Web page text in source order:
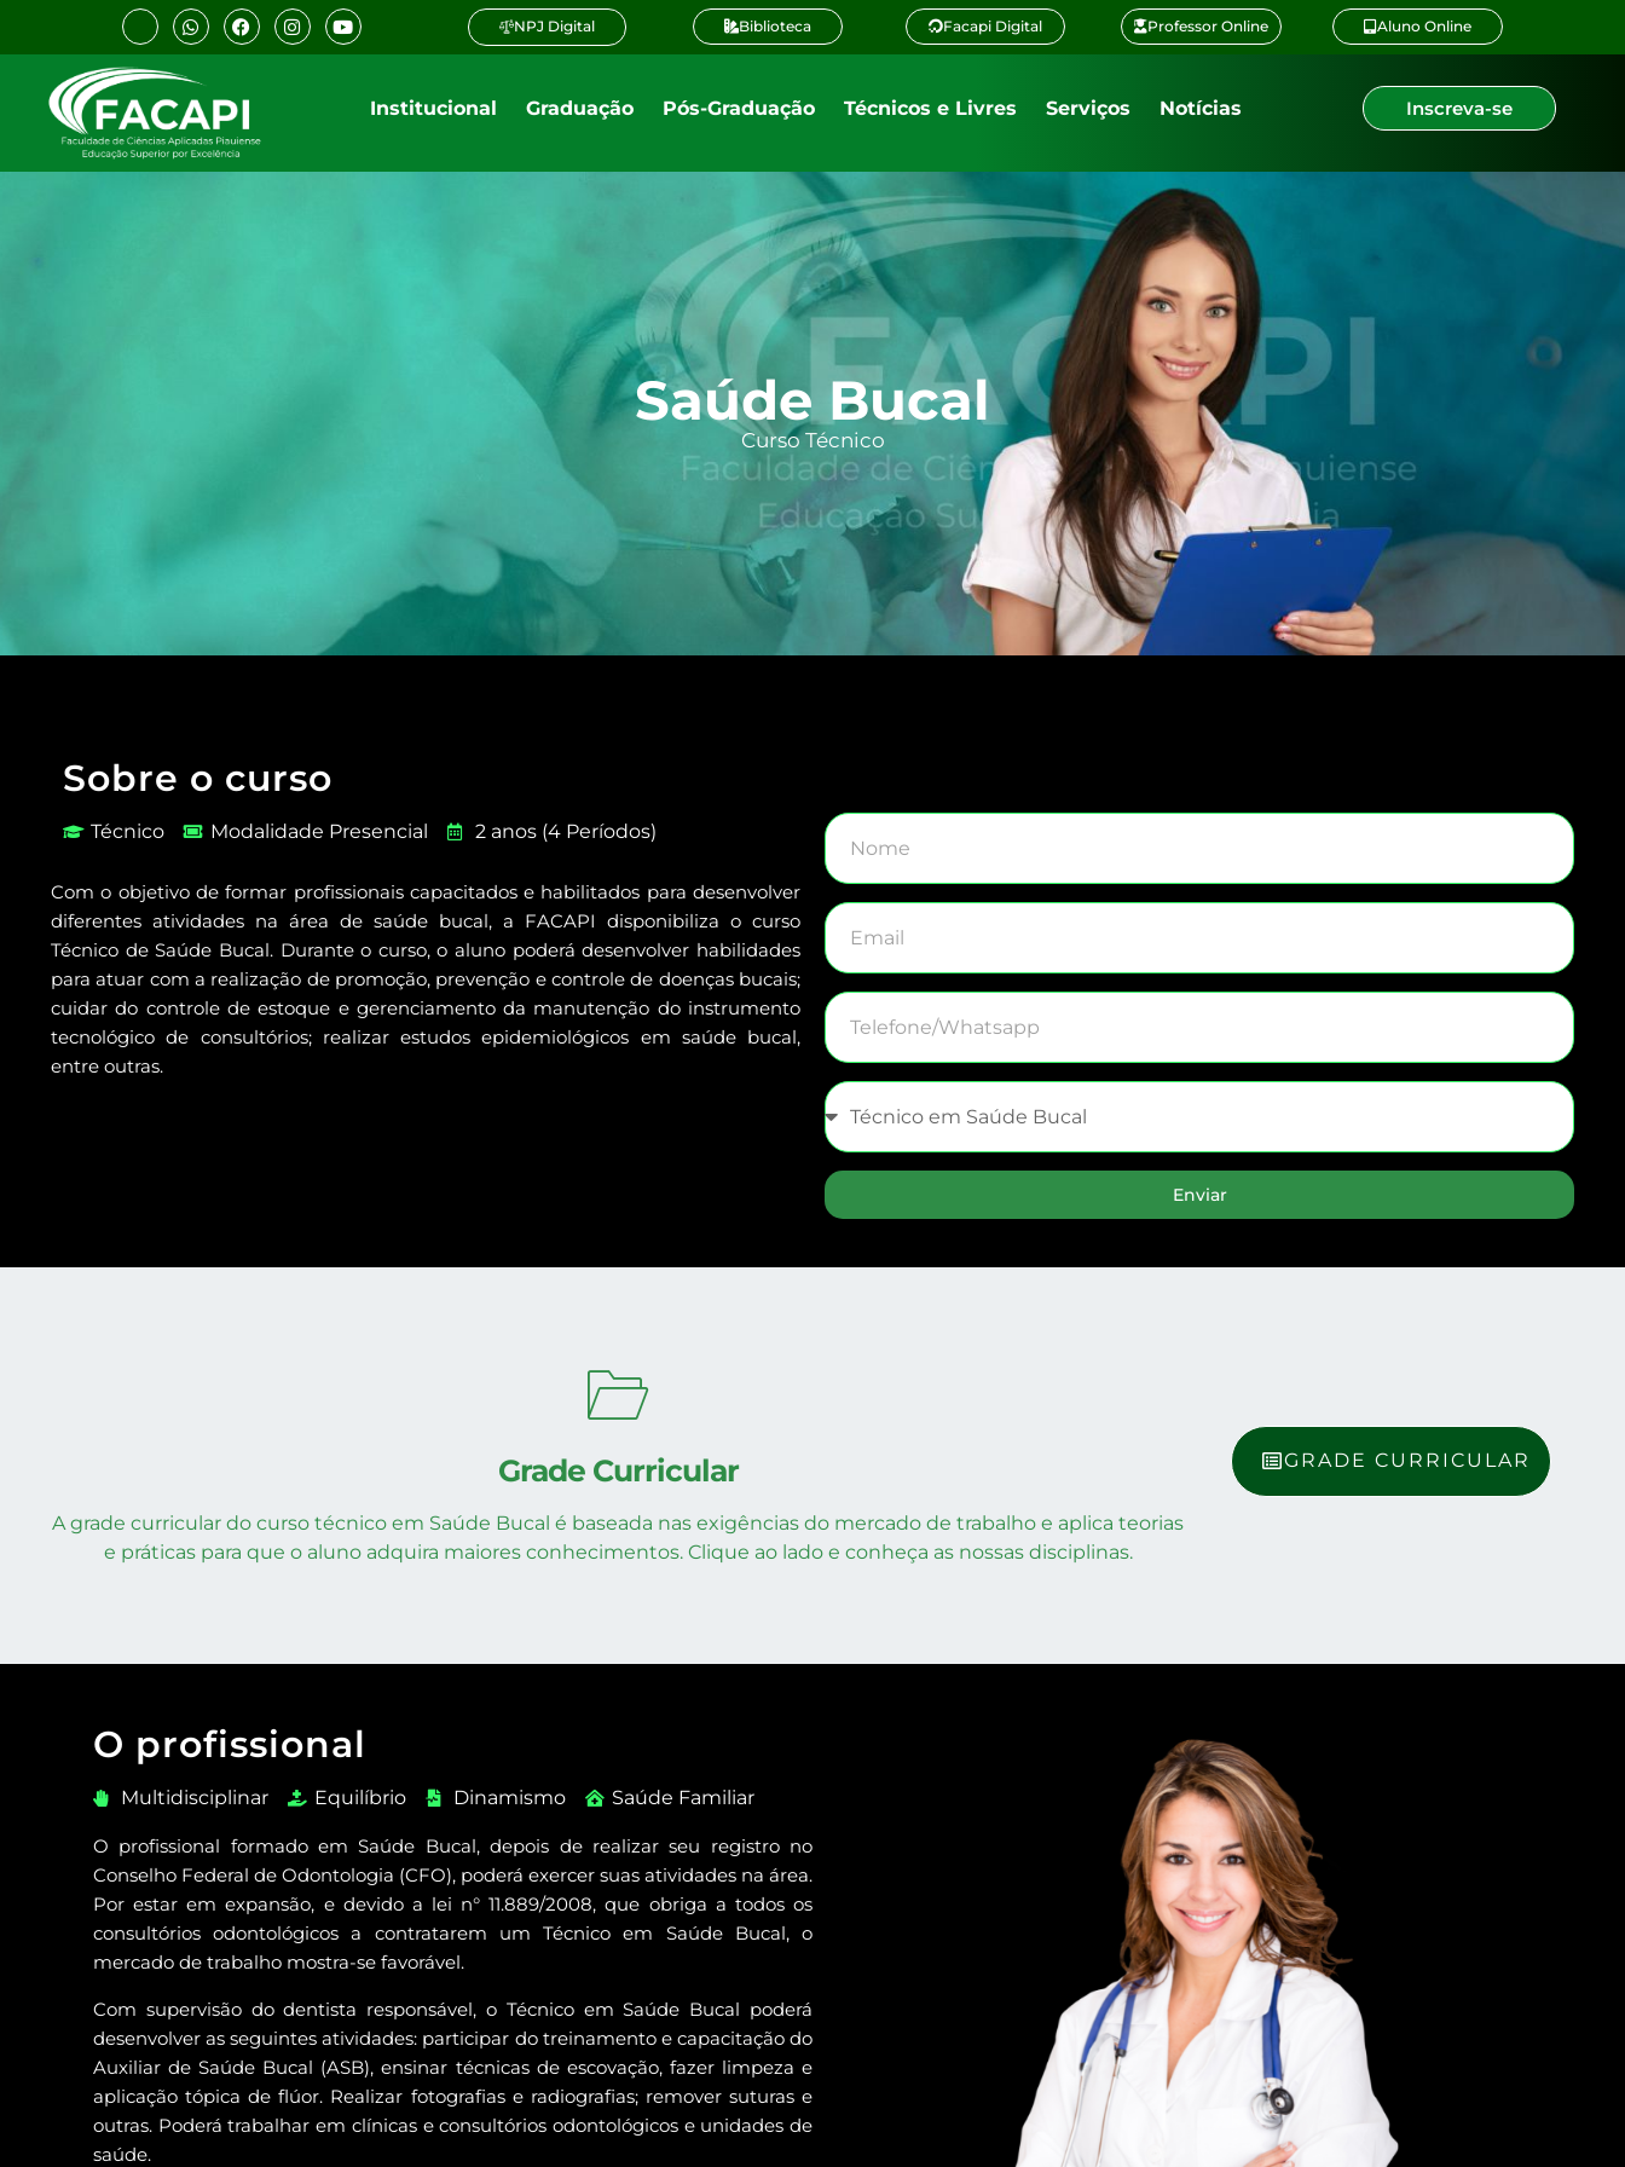
NPJ Digital Biblioteca Facapi Digital Professor Online Aluno Online
Institucional Graduação Pós-Graduação Técnicos e Livres Serviços Notícias Inscreva-se
Saúde Bucal
Curso Técnico
Sobre o curso
Técnico Modalidade Presencial 2 anos (4 Períodos)
Com o objetivo de formar profissionais capacitados e habilitados para desenvolver
diferentes atividades na área de saúde bucal, a FACAPI disponibiliza o curso
Técnico de Saúde Bucal. Durante o curso, o aluno poderá desenvolver habilidades
para atuar com a realização de promoção, prevenção e controle de doenças bucais;
cuidar do controle de estoque e gerenciamento da manutenção do instrumento
tecnológico de consultórios; realizar estudos epidemiológicos em saúde bucal,
entre outras.
Enviar
Grade Curricular
A grade curricular do curso técnico em Saúde Bucal é baseada nas exigências do mercado de trabalho e aplica teorias
e práticas para que o aluno adquira maiores conhecimentos. Clique ao lado e conheça as nossas disciplinas.
GRADE CURRICULAR
O profissional
Multidisciplinar Equilíbrio Dinamismo Saúde Familiar
O profissional formado em Saúde Bucal, depois de realizar seu registro no
Conselho Federal de Odontologia (CFO), poderá exercer suas atividades na área.
Por estar em expansão, e devido a lei n° 11.889/2008, que obriga a todos os
consultórios odontológicos a contratarem um Técnico em Saúde Bucal, o
mercado de trabalho mostra-se favorável.
Com supervisão do dentista responsável, o Técnico em Saúde Bucal poderá
desenvolver as seguintes atividades: participar do treinamento e capacitação do
Auxiliar de Saúde Bucal (ASB), ensinar técnicas de escovação, fazer limpeza e
aplicação tópica de flúor. Realizar fotografias e radiografias; remover suturas e
outras. Poderá trabalhar em clínicas e consultórios odontológicos e unidades de
saúde.